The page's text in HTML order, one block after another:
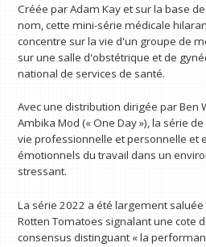
Créée par Adam Kay et sur la base
nom, cette mini-série médicale
concentre sur la vie d'un groupe de
sur une salle d'obstétrique et de
national de services de santé.
Avec une distribution dirigée par Ben
Ambika Mod (« One Day »), la série
vie professionnelle et personnelle et
émotionnels du travail dans un
stressant.
La série 2022 a été largement
Rotten Tomatoes signalant une cote
consensus distinguant « la